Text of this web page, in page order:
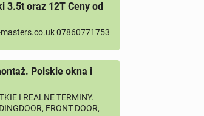
3.5t oraz 12T Ceny od
07860771753
Polskie okna i
I REALNE TERMINY.
FRONT DOOR,